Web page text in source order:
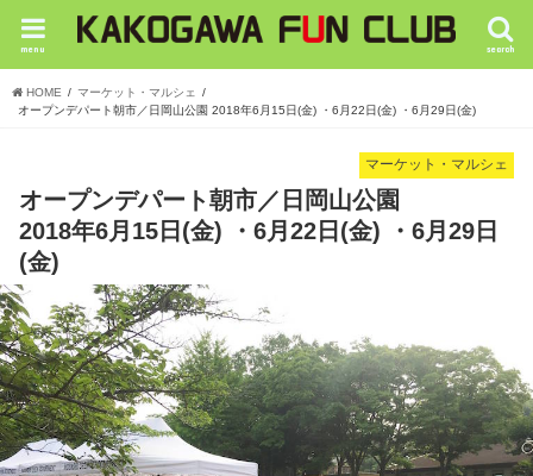
search
menu
HOME
マーケット・マルシェ
オープンデパート朝市／日岡山公園 2018年6月15日(金) ・6月22日(金) ・6月29日(金)
マーケット・マルシェ
オープンデパート朝市／日岡山公園
2018年6月15日(金) ・6月22日(金) ・6月29日
(金)